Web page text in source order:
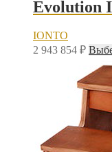
Evolution
IONTO
2 943 854 ₽